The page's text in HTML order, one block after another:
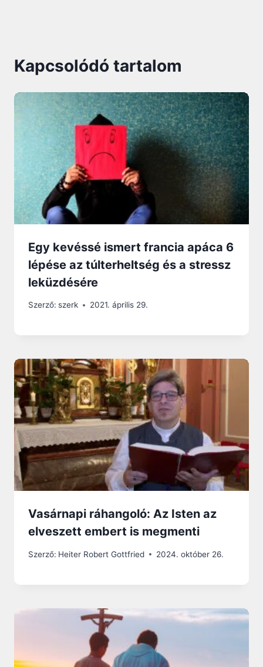
Kapcsolódó tartalom
Egy kevéssé ismert francia apáca 6
lépése az túlterheltség és a stressz
leküzdésére
Szerző: szerk 2021. április 29.
Vasárnapi ráhangoló: Az Isten az
elveszett embert is megmenti
Szerző: Heiter Robert Gottfried 2024. október 26.